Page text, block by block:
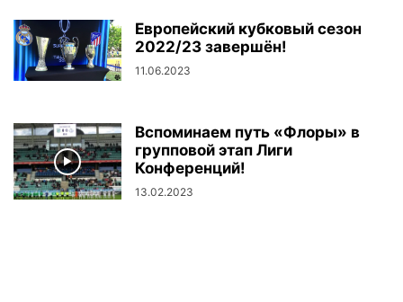
Европейский кубковый сезон
2022/23 завершён!
11.06.2023
Вспоминаем путь «Флоры» в
групповой этап Лиги
Конференций!
13.02.2023